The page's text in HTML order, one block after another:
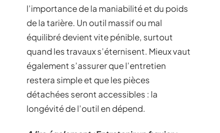
l’importance de la maniabilité et du poids
de la tarière. Un outil massif ou mal
équilibré devient vite pénible, surtout
quand les travaux s’éternisent. Mieux vaut
également s’assurer que l’entretien
restera simple et que les pièces
détachées seront accessibles : la
longévité de l’outil en dépend.